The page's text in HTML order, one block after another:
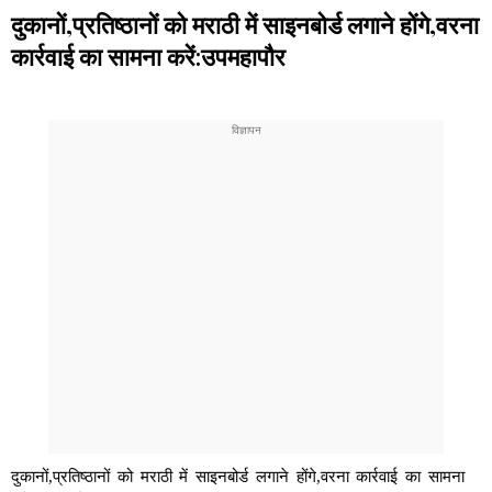
दुकानों,प्रतिष्ठानों को मराठी में साइनबोर्ड लगाने होंगे,वरना
कार्रवाई का सामना करें:उपमहापौर
दुकानों,प्रतिष्ठानों को मराठी में साइनबोर्ड लगाने होंगे,वरना कार्रवाई का सामना